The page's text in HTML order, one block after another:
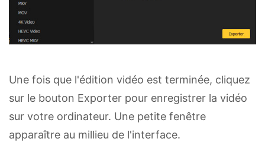
Une fois que l'édition vidéo est terminée, cliquez
sur le bouton Exporter pour enregistrer la vidéo
sur votre ordinateur. Une petite fenêtre
apparaître au millieu de l'interface.